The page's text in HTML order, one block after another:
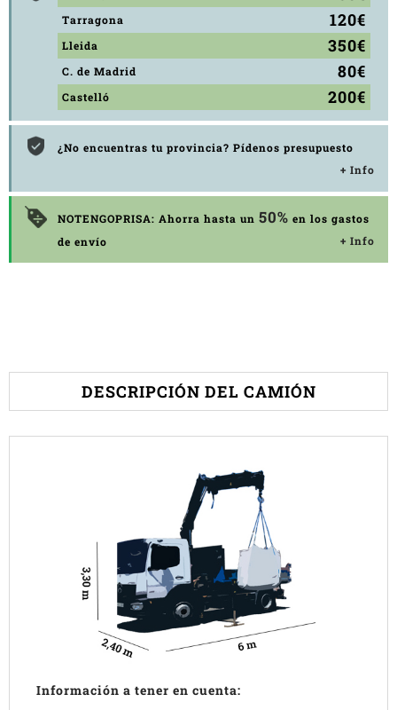
Tarragona 120€
Lleida 350€
C. de Madrid 80€
Castelló 200€
¿No encuentras tu provincia? Pídenos presupuesto
+ Info
NOTENGOPRISA: Ahorra hasta un 50% en los gastos
de envío
+ Info
DESCRIPCIÓN DEL CAMIÓN
Información a tener en cuenta: